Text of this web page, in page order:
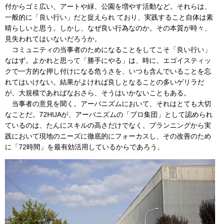
付からゴミ広い、アートや緑、公園を増やす活動など。それらは、
一般的に「良い行い」だと捉えられ ており、実践すること自体は素
晴らしいと思う。しかし、なぜ良い行為なのか。その本質が時々、
見失われてはいないだろうか。
コミュニティの当事者のためになることをしてこそ「良い行い」
なはず。よかれと思って「勝手にやる」は、時に、エゴイスティッ
クで一方的な押し付けになる危うさを、いつも含んでいることを忘
れてはいけない。結果がよければ良しとなることの多いゲリラだ
が、大規模であればなおさら、そうはいかないこともある。
当事者の意見を聞く。アーバニズムにおいて、それはとても大切
なことだ。72HUAが、アーバニズムの「プロ集団」として認められ
ているのは、たんにスキルの高さだけでなく、プランニングから実
践において現地のニーズに徹底的にフォーカスし、その改善のため
に「72時間」を最有効活用しているからであろう。